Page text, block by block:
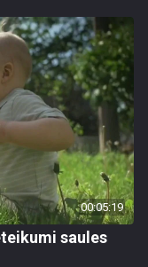
00:05:19
saules